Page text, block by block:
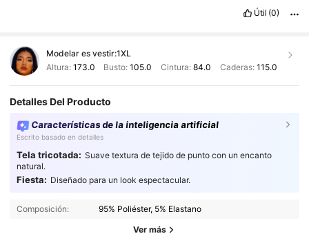
Útil (0)
Modelar es vestir:1XL
Altura: 173.0 Busto:105.0 Cintura: 84.0 Caderas: 115.0
Detalles Del Producto
Características de la inteligencia artificial
Escrito basado en detalles
Tela tricotada: Suave textura de tejido de punto con un encanto
natural.
Fiesta: Diseñado para un look espectacular.
Composición: 95% Poliéster, 5% Elastano
Ver más
4,85 228K Seguidores